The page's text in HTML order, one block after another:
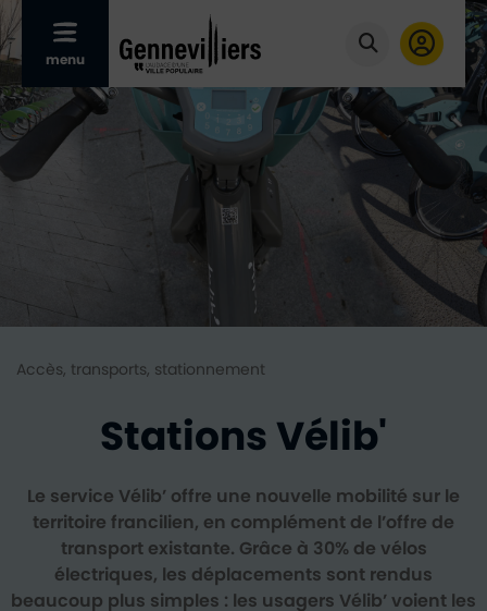
Afficher le menu mobile
menu Cliquer
Accès, transports, stationnement
Stations Vélib'
Le service Vélib’ offre une nouvelle mobilité sur le
territoire francilien, en complément de l’offre de
transport existante. Grâce à 30% de vélos
électriques, les déplacements sont rendus
beaucoup plus simples : les usagers Vélib’ voient les